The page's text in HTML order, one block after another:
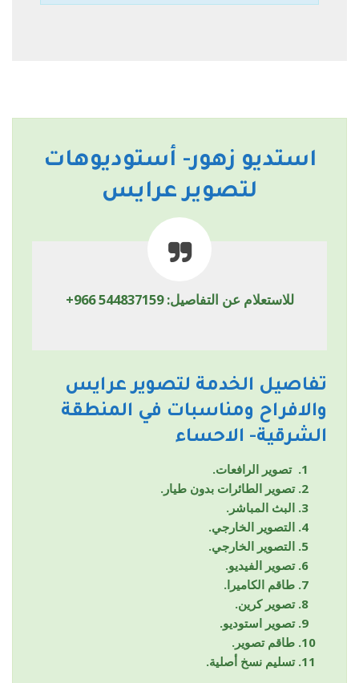
استديو زهور- أستوديوهات
لتصوير عرايس
للاستعلام عن التفاصيل:+966 544837159
تفاصيل الخدمة لتصوير عرايس
والافراح ومناسبات في المنطقة
الشرقية- الاحساء
تصوير الرافعات.
تصوير الطائرات بدون طيار.
البث المباشر.
التصوير الخارجي.
التصوير الخارجي.
تصوير الفيديو.
طاقم الكاميرا.
تصوير كرين.
تصوير استوديو.
طاقم تصوير.
تسليم نسخ أصلية.